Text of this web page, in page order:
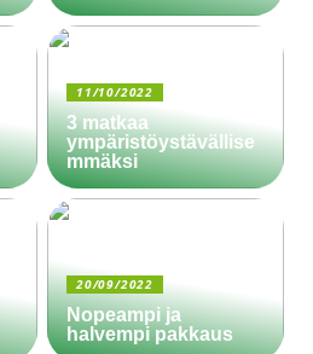
11/10/2022
3 matkaa
ympäristöystävällise
mmäksi
20/09/2022
Nopeampi ja
halvempi pakkaus